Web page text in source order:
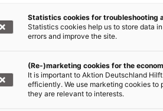
© Aktion
Lage
kommen zu Wort. Felix
Statistics cookies for troubleshooting
Statistics cookies help us to store data
errors and improve the site.
(Re-)marketing cookies for the
It is important to Aktion Deutschland
efficiently. We use marketing cookies to
they are relevant to interests.